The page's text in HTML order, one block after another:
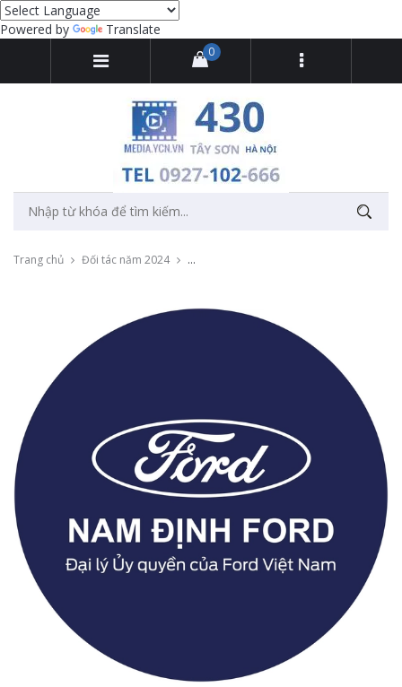
Powered by Translate
0
Trang chủ Đối tác năm 2024 Quay phim, chụp ảnh cho Ford Nam Định